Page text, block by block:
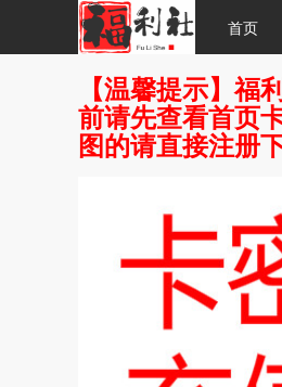
首页
【温馨提示】
前请先查看首页
图的请直接注册